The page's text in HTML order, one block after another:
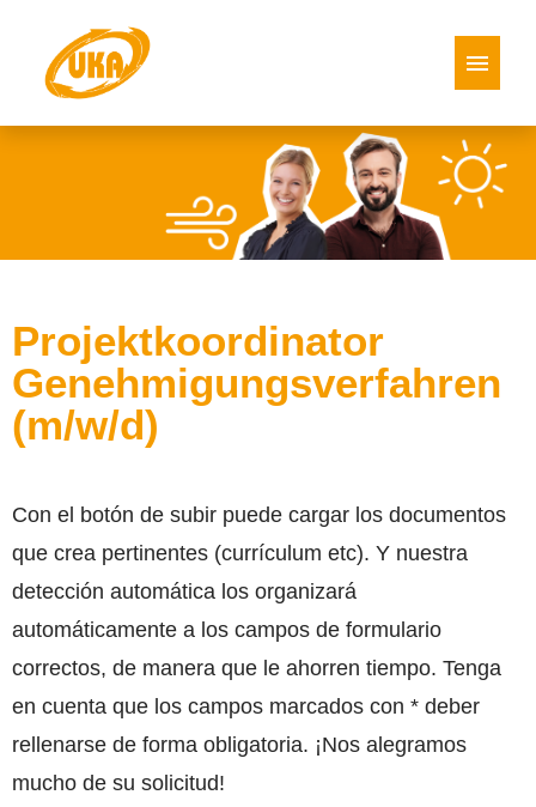
Italiano polaco
Ofertas de vacantes
Projektkoordinator
Genehmigungsverfahren
(m/w/d)
Con el botón de subir puede cargar los documentos
que crea pertinentes (currículum etc). Y nuestra
detección automática los organizará
automáticamente a los campos de formulario
correctos, de manera que le ahorren tiempo. Tenga
en cuenta que los campos marcados con * deber
rellenarse de forma obligatoria. ¡Nos alegramos
mucho de su solicitud!